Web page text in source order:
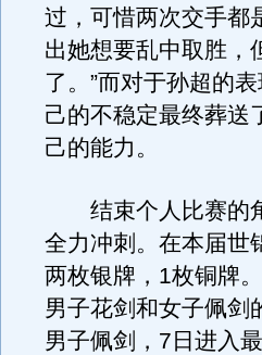
过，可惜两次交手都
出她想要乱中取胜，
了。”而对于孙超的
己的不稳定最终葬送
己的能力。
结束个人比赛的角
全力冲刺。在本届世
两枚银牌，1枚铜牌
男子花剑和女子佩剑
男子佩剑，7日进入